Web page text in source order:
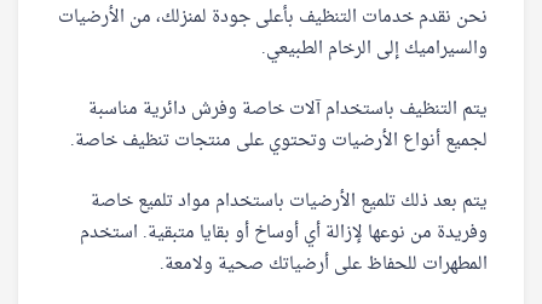
نحن نقدم خدمات التنظيف بأعلى جودة لمنزلك، من الأرضيات
والسيراميك إلى الرخام الطبيعي.
يتم التنظيف باستخدام آلات خاصة وفرش دائرية مناسبة
لجميع أنواع الأرضيات وتحتوي على منتجات تنظيف خاصة.
يتم بعد ذلك تلميع الأرضيات باستخدام مواد تلميع خاصة
وفريدة من نوعها لإزالة أي أوساخ أو بقايا متبقية. استخدم
المطهرات للحفاظ على أرضياتك صحية ولامعة.